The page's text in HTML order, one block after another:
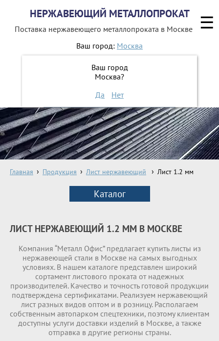
НЕРЖАВЕЮЩИЙ МЕТАЛЛОПРОКАТ
Поставка нержавеющего металлопроката в Москве
Ваш город: Москва
Ваш город
Москва?
Да
Нет
8 800 551-16-44
ЗАКАЗАТЬ ОБРАТНЫЙ ЗВОНОК
Главная Продукция Лист нержавеющий Лист 1.2 мм
Каталог
ЛИСТ НЕРЖАВЕЮЩИЙ 1.2 ММ В МОСКВЕ
Компания “Металл Офис” предлагает купить листы из
нержавеющей стали в Москве на самых выгодных
условиях. В нашем каталоге представлен широкий
сортамент листового проката от надежных
производителей. Качество и точность готовой продукции
подтверждена сертификатами. Реализуем нержавеющий
лист разных видов оптом и в розницу. Располагаем
собственным автопарком спецтехники, поэтому клиентам
доступны услуги доставки изделий в Москве, а также
отправка в другие регионы страны.
☰